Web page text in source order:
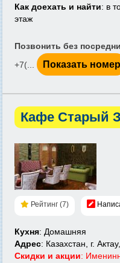
Как доехать и найти: в
этаж
Позвонить без
+7(...
Показать номер
Кафе Старый
Рейтинг (7)
Кухня: Домашняя
Адрес: Казахстан, г.
Скидки и акции: